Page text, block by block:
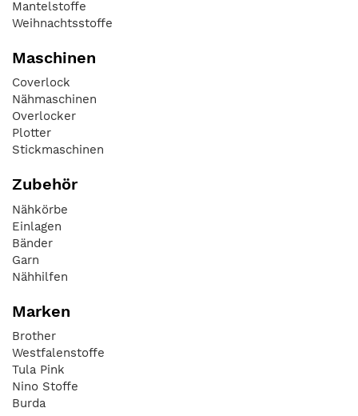
Mantelstoffe
Weihnachtsstoffe
Maschinen
Coverlock
Nähmaschinen
Overlocker
Plotter
Stickmaschinen
Zubehör
Nähkörbe
Einlagen
Bänder
Garn
Nähhilfen
Marken
Brother
Westfalenstoffe
Tula Pink
Nino Stoffe
Burda